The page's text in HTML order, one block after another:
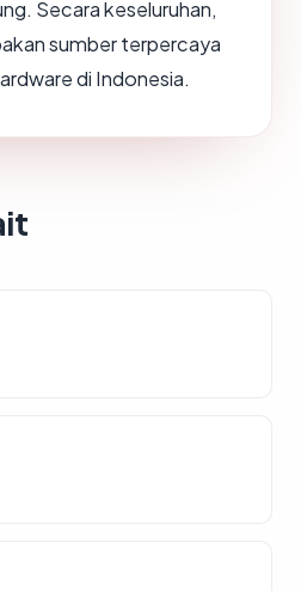
Secara keseluruhan,
sumber terpercaya
di Indonesia.